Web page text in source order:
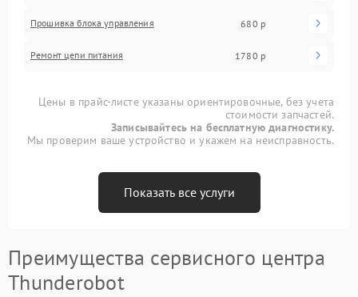
Прошивка блока управления 680 р
Ремонт цепи питания 1780 р
Цены в прайс-листе указаны ориентировочные, без учета
стоимости запчастей.
Записывайтесь на бесплатную диагностику.
Мы проверим ваше устройство и укажем на неисправность.
Показать все услуги
Преимущества сервисного центра
Thunderobot